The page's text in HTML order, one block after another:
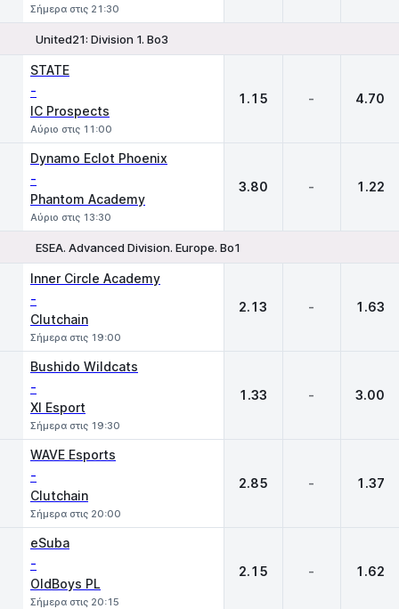
Σήμερα στις 21:30
United21: Division 1. Bo3
STATE
-
IC Prospects
Αύριο στις 11:00
1.15 - 4.70
Dynamo Eclot Phoenix
-
Phantom Academy
Αύριο στις 13:30
3.80 - 1.22
ESEA. Advanced Division. Europe. Bo1
Inner Circle Academy
-
Clutchain
Σήμερα στις 19:00
2.13 - 1.63
Bushido Wildcats
-
XI Esport
Σήμερα στις 19:30
1.33 - 3.00
WAVE Esports
-
Clutchain
Σήμερα στις 20:00
2.85 - 1.37
eSuba
-
OldBoys PL
Σήμερα στις 20:15
2.15 - 1.62